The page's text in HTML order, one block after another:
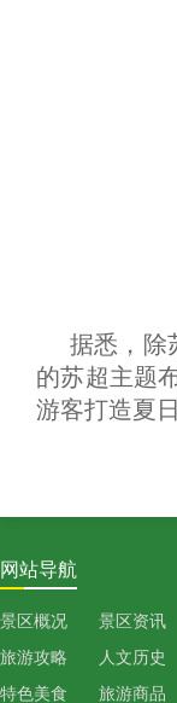
据悉，除
的苏超主题
游客打造夏
网站导航
景区概况 景区资讯
旅游攻略
人文历史
特色美食
旅游商品